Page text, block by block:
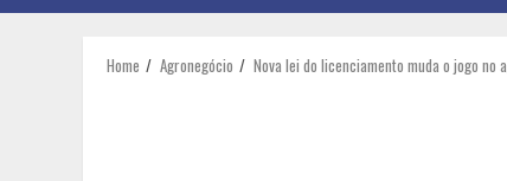
Home Agronegócio Nova lei do licenciamento muda o jogo